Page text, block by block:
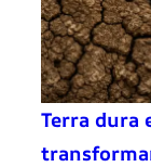
Terra dura